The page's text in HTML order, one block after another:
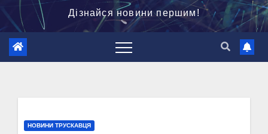
Дізнайся новини першим!
НОВИНИ ТРУСКАВЦЯ